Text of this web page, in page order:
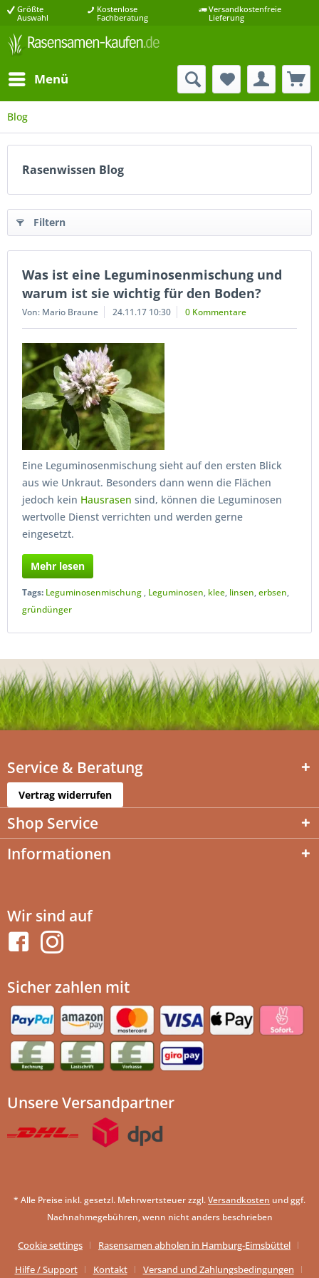
Größte
Auswahl
Kostenlose
Fachberatung
Versandkostenfreie
Lieferung
Menü
Blog
Rasenwissen Blog
Filtern
Was ist eine Leguminosenmischung und
warum ist sie wichtig für den Boden?
Von: Mario Braune 24.11.17 10:30 0 Kommentare
Eine Leguminosenmischung sieht auf den ersten Blick
aus wie Unkraut. Besonders dann wenn die Flächen
jedoch kein Hausrasen sind, können die Leguminosen
wertvolle Dienst verrichten und werden gerne
eingesetzt.
Mehr lesen
Tags: Leguminosenmischung , Leguminosen, klee, linsen,erbsen,
gründünger
Service & Beratung
Vertrag widerrufen
Shop Service
Informationen
Wir sind auf
Sicher zahlen mit
Unsere Versandpartner
* Alle Preise inkl. gesetzl. Mehrwertsteuer zzgl.Versandkosten und ggf.
Nachnahmegebühren, wenn nicht anders beschrieben
Cookie settings
Rasensamen abholen in Hamburg-Eimsbüttel
Hilfe / Support
Kontakt Versand und Zahlungsbedingungen